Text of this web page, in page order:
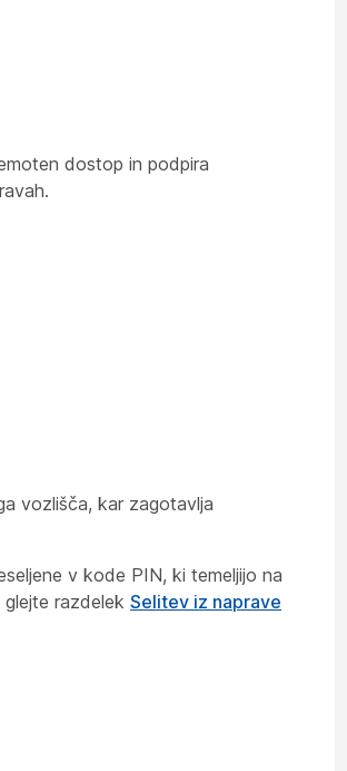
dostop in podpira
vozlišča, kar zagotavlja
v kode PIN, ki temeljijo na
razdelek Selitev iz naprave